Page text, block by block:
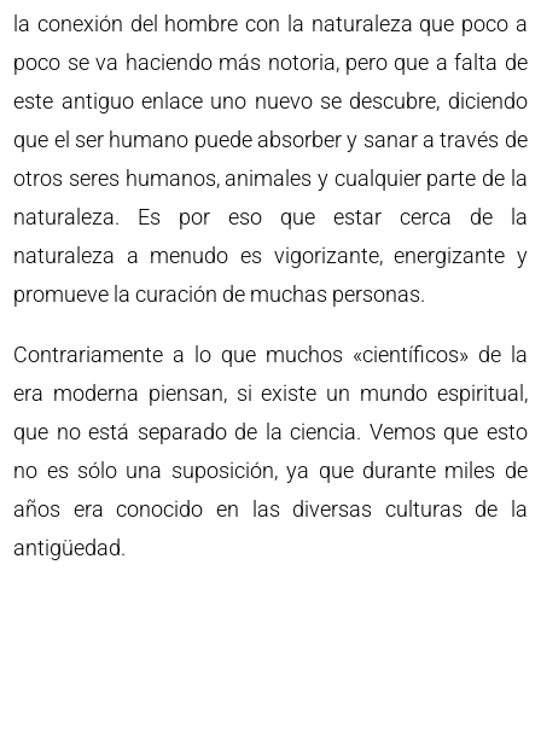
la conexión del hombre con la naturaleza que poco a
poco se va haciendo más notoria, pero que a falta de
este antiguo enlace uno nuevo se descubre, diciendo
que el ser humano puede absorber y sanar a través de
otros seres humanos, animales y cualquier parte de la
naturaleza. Es por eso que estar cerca de la
naturaleza a menudo es vigorizante, energizante y
promueve la curación de muchas personas.
Contrariamente a lo que muchos «científicos» de la
era moderna piensan, si existe un mundo espiritual,
que no está separado de la ciencia. Vemos que esto
no es sólo una suposición, ya que durante miles de
años era conocido en las diversas culturas de la
antigüedad.